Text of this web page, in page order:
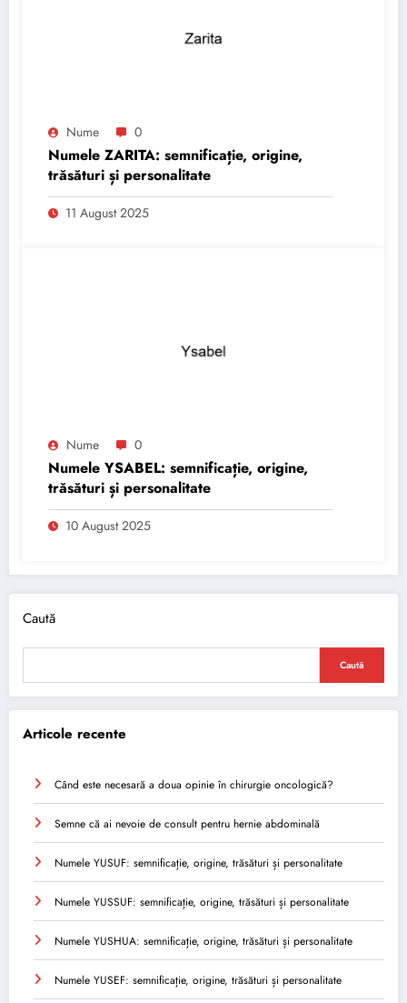
Nume 0
Numele ZARITA: semnificație, origine,
trăsături și personalitate
11 August 2025
Nume 0
Numele YSABEL: semnificație, origine,
trăsături și personalitate
10 August 2025
Caută
Caută
Articole recente
Când este necesară a doua opinie în chirurgie oncologică?
Semne că ai nevoie de consult pentru hernie abdominală
Numele YUSUF: semnificație, origine, trăsături și personalitate
Numele YUSSUF: semnificație, origine, trăsături și personalitate
Numele YUSHUA: semnificație, origine, trăsături și personalitate
Numele YUSEF: semnificație, origine, trăsături și personalitate